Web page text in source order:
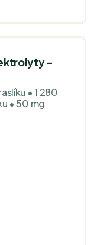
-
• 1 280
• 50 mg